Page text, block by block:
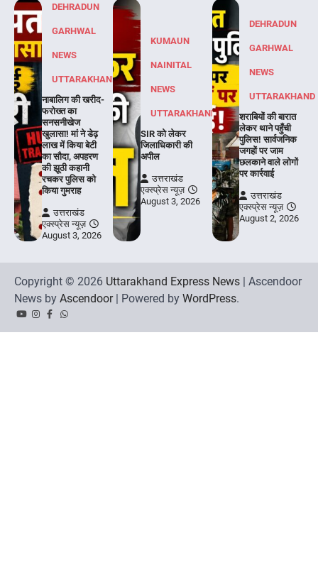
DEHRADUN
GARHWAL
NEWS
UTTARAKHAND
नाबालिग की खरीद-
फरोख्त का
सनसनीखेज
खुलासा! मां ने डेढ़
लाख में किया बेटी
का सौदा, अपहरण
की झूठी कहानी
रचकर पुलिस को
किया गुमराह
उत्तराखंड
एक्स्प्रेस न्यूज़
August 3, 2026
KUMAUN
NAINITAL
NEWS
UTTARAKHAND
SIR को लेकर
जिलाधिकारी की
अपील
उत्तराखंड
एक्स्प्रेस न्यूज़
August 3, 2026
DEHRADUN
GARHWAL
NEWS
UTTARAKHAND
शराबियों की बारात
लेकर थाने पहुँची
पुलिस! सार्वजनिक
जगहों पर जाम
छलकाने वाले लोगों
पर कार्रवाई
उत्तराखंड
एक्स्प्रेस न्यूज़
August 2, 2026
Copyright © 2026 Uttarakhand Express News | Ascendoor
News by Ascendoor| Powered by WordPress.
YouTubeInstagram
Facebook
Whatsapp